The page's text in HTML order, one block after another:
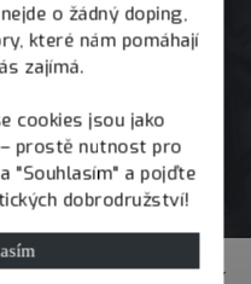
o žádný doping,
které nám pomáhají
zajímá.
cookies jsou jako
prostě nutnost pro
"Souhlasím" a pojďte
dobrodružství!